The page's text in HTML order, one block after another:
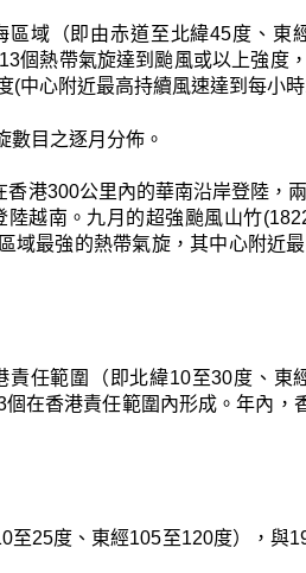
域（即由赤道至北緯45度、東
個熱帶氣旋達到颱風或以上強度
中心附近最高持續風速達到每小
數目之逐月分佈。
港300公里內的華南沿岸登陸，
越南。九月的超強颱風山竹
域最強的熱帶氣旋，其中心附近
任範圍（即北緯10至30度、東
個在香港責任範圍內形成。年內，
25度、東經105至120度），與